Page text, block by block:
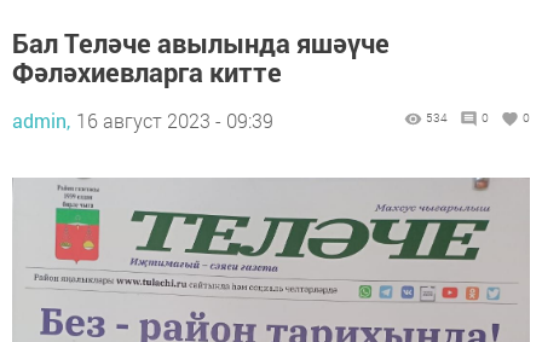
Бал Теләче авылында яшәүче
Фәләхиевларга китте
admin, 16 август 2023 - 09:39 534 0 0